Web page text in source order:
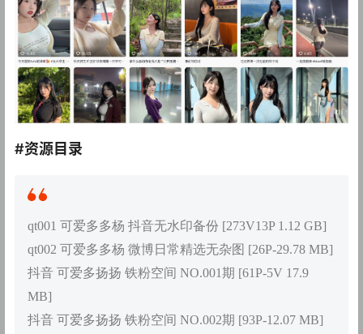
#资源目录
qt001 可爱多多杨 抖音无水印备份 [273V13P 1.12 GB]
qt002 可爱多多杨 微博日常精选无杂图 [26P-29.78 MB]
抖音 可爱多扬扬 铁粉空间 NO.001期 [61P-5V 17.9
MB]
抖音 可爱多扬扬 铁粉空间 NO.002期 [93P-12.07 MB]